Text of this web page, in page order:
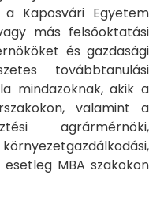
Kaposvári Egyetem
más felsőoktatási
és gazdasági
továbbtanulási
mindazoknak, akik a
valamint a
agrármérnöki,
MBA szakokon